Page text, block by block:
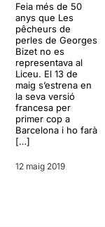
Feia més de 50
anys que Les
pêcheurs de
perles de Georges
Bizet no es
representava al
Liceu. El 13 de
maig s’estrena en
la seva versió
francesa per
primer cop a
Barcelona i ho farà
[…]
12 maig 2019